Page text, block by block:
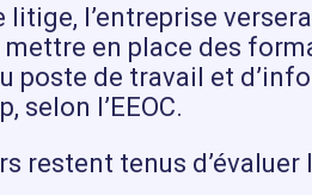
l’entreprise
en place des
de travail et
l’EEOC.
restent tenus